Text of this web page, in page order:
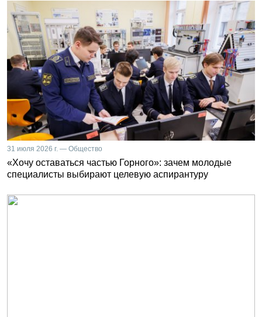
31 июля 2026 г. — Общество
«Хочу оставаться частью Горного»: зачем молодые
специалисты выбирают целевую аспирантуру